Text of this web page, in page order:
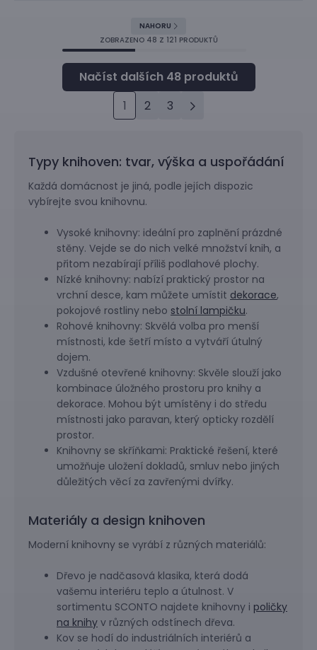
NAHORU
ZOBRAZENO 48 Z 121 PRODUKTŮ
1 2 3
Typy knihoven: tvar, výška a uspořádání
Každá domácnost je jiná, podle jejích dispozic
vybírejte svou knihovnu.
Vysoké knihovny: ideální pro zaplnění prázdné
stěny. Vejde se do nich velké množství knih, a
přitom nezabírají příliš podlahové plochy.
Nízké knihovny: nabízí praktický prostor na
vrchní desce, kam můžete umístit dekorace,
pokojové rostliny nebo stolní lampičku.
Rohové knihovny: Skvělá volba pro menší
místnosti, kde šetří místo a vytváří útulný
dojem.
Vzdušné otevřené knihovny: Skvěle slouží jako
kombinace úložného prostoru pro knihy a
dekorace. Mohou být umístěny i do středu
místnosti jako paravan, který opticky rozdělí
prostor.
Knihovny se skříňkami: Praktické řešení, které
umožňuje uložení dokladů, smluv nebo jiných
důležitých věcí za zavřenými dvířky.
Materiály a design knihoven
Moderní knihovny se vyrábí z různých materiálů:
Dřevo je nadčasová klasika, která dodá
vašemu interiéru teplo a útulnost. V
sortimentu SCONTO najdete knihovny i poličky
na knihy v různých odstínech dřeva.
Kov se hodí do industriálních interiérů a